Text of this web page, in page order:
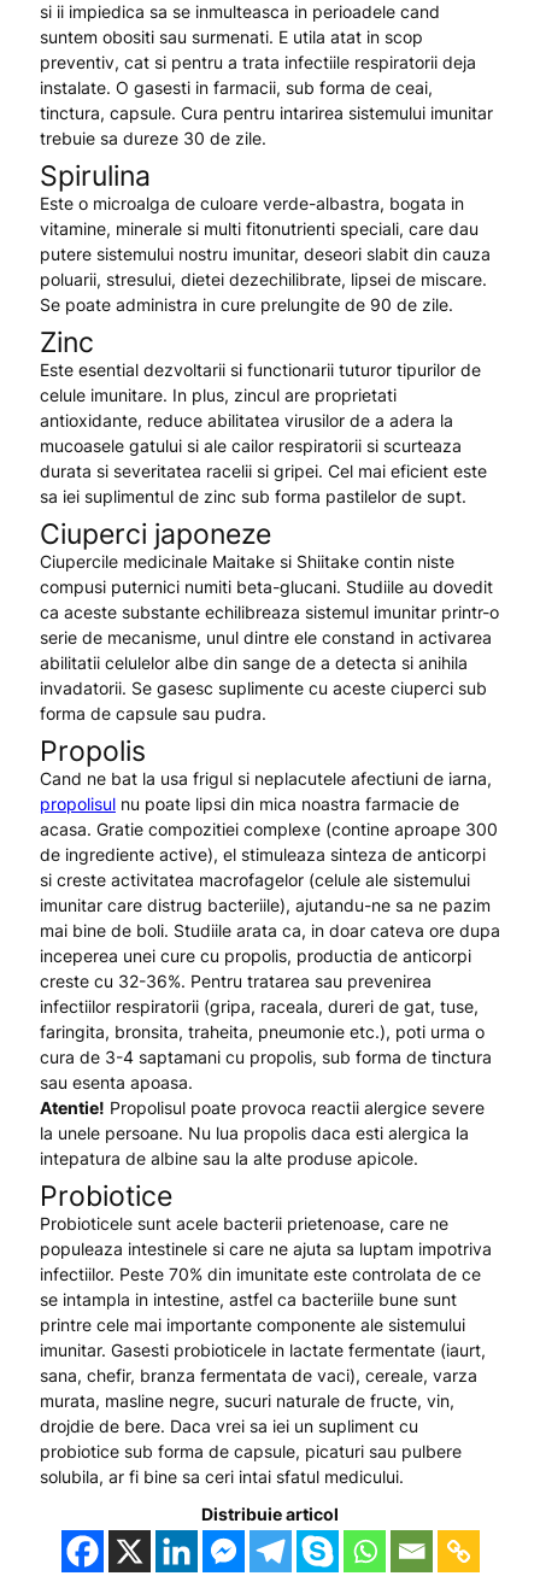
si ii impiedica sa se inmulteasca in perioadele cand
suntem obositi sau surmenati. E utila atat in scop
preventiv, cat si pentru a trata infectiile respiratorii deja
instalate. O gasesti in farmacii, sub forma de ceai,
tinctura, capsule. Cura pentru intarirea sistemului imunitar
trebuie sa dureze 30 de zile.
Spirulina
Este o microalga de culoare verde-albastra, bogata in
vitamine, minerale si multi fitonutrienti speciali, care dau
putere sistemului nostru imunitar, deseori slabit din cauza
poluarii, stresului, dietei dezechilibrate, lipsei de miscare.
Se poate administra in cure prelungite de 90 de zile.
Zinc
Este esential dezvoltarii si functionarii tuturor tipurilor de
celule imunitare. In plus, zincul are proprietati
antioxidante, reduce abilitatea virusilor de a adera la
mucoasele gatului si ale cailor respiratorii si scurteaza
durata si severitatea racelii si gripei. Cel mai eficient este
sa iei suplimentul de zinc sub forma pastilelor de supt.
Ciuperci japoneze
Ciupercile medicinale Maitake si Shiitake contin niste
compusi puternici numiti beta-glucani. Studiile au dovedit
ca aceste substante echilibreaza sistemul imunitar printr-o
serie de mecanisme, unul dintre ele constand in activarea
abilitatii celulelor albe din sange de a detecta si anihila
invadatorii. Se gasesc suplimente cu aceste ciuperci sub
forma de capsule sau pudra.
Propolis
Cand ne bat la usa frigul si neplacutele afectiuni de iarna,
propolisulnu poate lipsi din mica noastra farmacie de
acasa. Gratie compozitiei complexe (contine aproape 300
de ingrediente active), el stimuleaza sinteza de anticorpi
si creste activitatea macrofagelor (celule ale sistemului
imunitar care distrug bacteriile), ajutandu-ne sa ne pazim
mai bine de boli. Studiile arata ca, in doar cateva ore dupa
inceperea unei cure cu propolis, productia de anticorpi
creste cu 32-36%. Pentru tratarea sau prevenirea
infectiilor respiratorii (gripa, raceala, dureri de gat, tuse,
faringita, bronsita, traheita, pneumonie etc.), poti urma o
cura de 3-4 saptamani cu propolis, sub forma de tinctura
sau esenta apoasa.
Atentie! Propolisul poate provoca reactii alergice severe
la unele persoane. Nu lua propolis daca esti alergica la
intepatura de albine sau la alte produse apicole.
Probiotice
Probioticele sunt acele bacterii prietenoase, care ne
populeaza intestinele si care ne ajuta sa luptam impotriva
infectiilor. Peste 70% din imunitate este controlata de ce
se intampla in intestine, astfel ca bacteriile bune sunt
printre cele mai importante componente ale sistemului
imunitar. Gasesti probioticele in lactate fermentate (iaurt,
sana, chefir, branza fermentata de vaci), cereale, varza
murata, masline negre, sucuri naturale de fructe, vin,
drojdie de bere. Daca vrei sa iei un supliment cu
probiotice sub forma de capsule, picaturi sau pulbere
solubila, ar fi bine sa ceri intai sfatul medicului.
Distribuie articol